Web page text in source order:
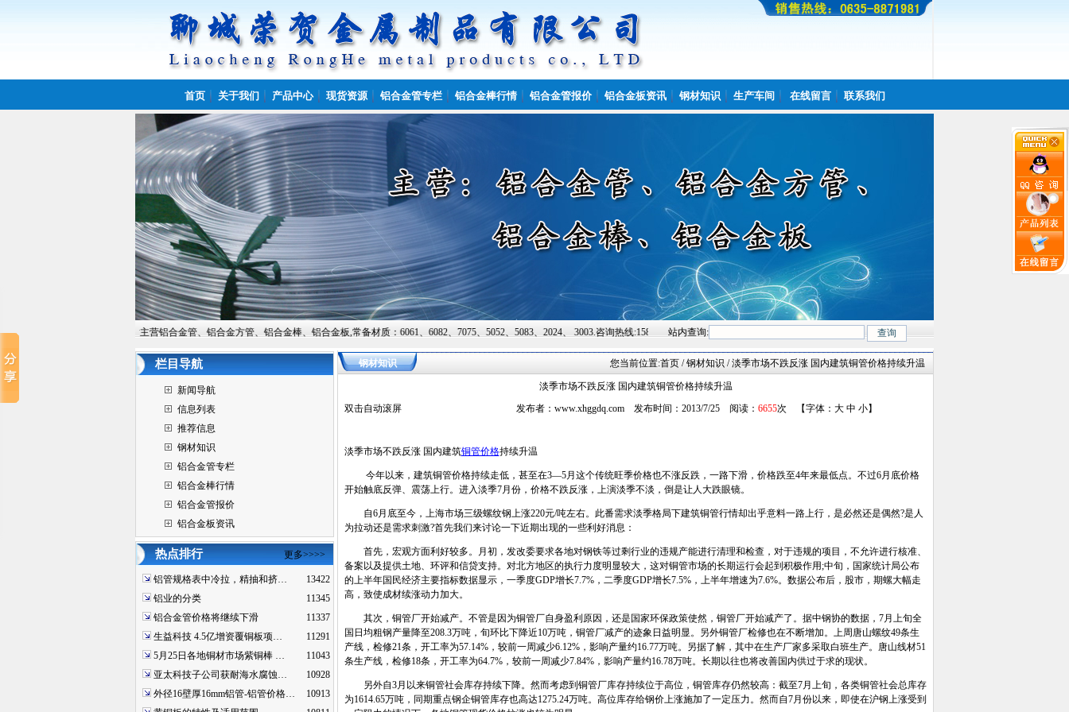
首页 关于我们 产品中心 现货资源 铝合金管专栏 铝合金棒行情 铝合金管报价 铝合金板资讯 钢材知识 生产车间 在线留言 联系我们
品有限公司欢迎您的到来!本站主营铝合金管、铝合金方管、铝合金棒、铝合金板,常备材质：6061、6082、7075、5052、5083、2024、 3003.咨询热线:15864931222.站内查询:
栏目导航
新闻导航
信息列表
推荐信息
钢材知识
铝合金管专栏
铝合金棒行情
铝合金管报价
铝合金板资讯
热点排行 更多>>>>
铝管规格表中冷拉，精抽和挤…
13422
铝业的分类
11345
铝合金管价格将继续下滑
11337
生益科技 4.5亿增资覆铜板项…
11291
5月25日各地铜材市场紫铜棒 …
11043
亚太科技子公司获耐海水腐蚀…
10928
外径16壁厚16mm铝管-铝管价格…
10913
钢材知识 您当前位置:首页 / 钢材知识 / 淡季市场不跌反涨 国内建筑铜管价格持续升温
淡季市场不跌反涨 国内建筑铜管价格持续升温
双击自动滚屏
发布者：www.xhggdq.com 发布时间：2013/7/25 阅读： 6655次 【字体： 大 中 小】
淡季市场不跌反涨 国内建筑铜管价格持续升温
今年以来，建筑铜管价格持续走低，甚至在3—5月这个传统旺季价格也不涨反跌，一路下滑，价格跌至4年来最低点。不过6月底价格
开始触底反弹、震荡上行。进入淡季7月份，价格不跌反涨，上演淡季不淡，倒是让人大跌眼镜。
自6月底至今，上海市场三级螺纹钢上涨220元/吨左右。此番需求淡季格局下建筑铜管行情却出乎意料一路上行，是必然还是偶然?是人
为拉动还是需求刺激?首先我们来讨论一下近期出现的一些利好消息：
首先，宏观方面利好较多。月初，发改委要求各地对钢铁等过剩行业的违规产能进行清理和检查，对于违规的项目，不允许进行核准、
备案以及提供土地、环评和信贷支持。对北方地区的执行力度明显较大，这对铜管市场的长期运行会起到积极作用;中旬，国家统计局公布
的上半年国民经济主要指标数据显示，一季度GDP增长7.7%，二季度GDP增长7.5%，上半年增速为7.6%。数据公布后，股市，期螺大幅走
高，致使成材续涨动力加大。
其次，铜管厂开始减产。不管是因为铜管厂自身盈利原因，还是国家环保政策使然，铜管厂开始减产了。据中钢协的数据，7月上旬全
国日均粗钢产量降至208.3万吨，旬环比下降近10万吨，铜管厂减产的迹象日益明显。另外铜管厂检修也在不断增加。上周唐山螺纹49条生
产线，检修21条，开工率为57.14%，较前一周减少6.12%，影响产量约16.77万吨。另据了解，其中在生产厂家多采取白班生产。唐山线材51
条生产线，检修18条，开工率为64.7%，较前一周减少7.84%，影响产量约16.78万吨。长期以往也将改善国内供过于求的现状。
另外自3月以来铜管社会库存持续下降。然而考虑到铜管厂库存持续位于高位，铜管库存仍然较高：截至7月上旬，各类铜管社会总库存
为1614.65万吨，同期重点钢企铜管库存也高达1275.24万吨。高位库存给钢价上涨施加了一定压力。然而自7月份以来，即使在沪钢上涨受到